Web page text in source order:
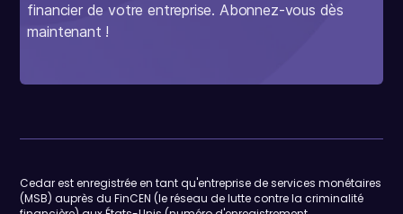
financier de votre entreprise. Abonnez-vous dès
maintenant !
Cedar est enregistrée en tant qu'entreprise de services monétaires
(MSB) auprès du FinCEN (le réseau de lutte contre la criminalité